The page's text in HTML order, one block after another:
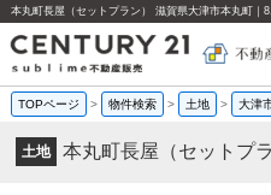
TOPページ > 物件検索 > 土地 > 大津
土地 本丸町長屋（セットプラ